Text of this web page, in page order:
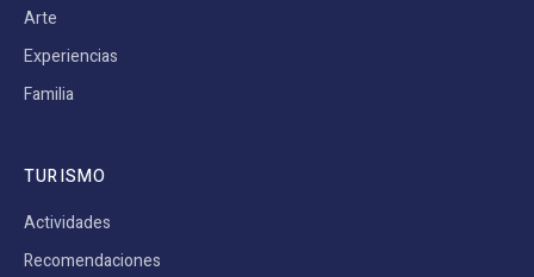
Arte
Experiencias
Familia
TURISMO
Actividades
Recomendaciones